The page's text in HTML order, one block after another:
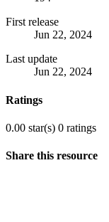
First release
Jun 22, 2024
Last update
Jun 22, 2024
Ratings
0.00 star(s) 0 ratings
Share this resource